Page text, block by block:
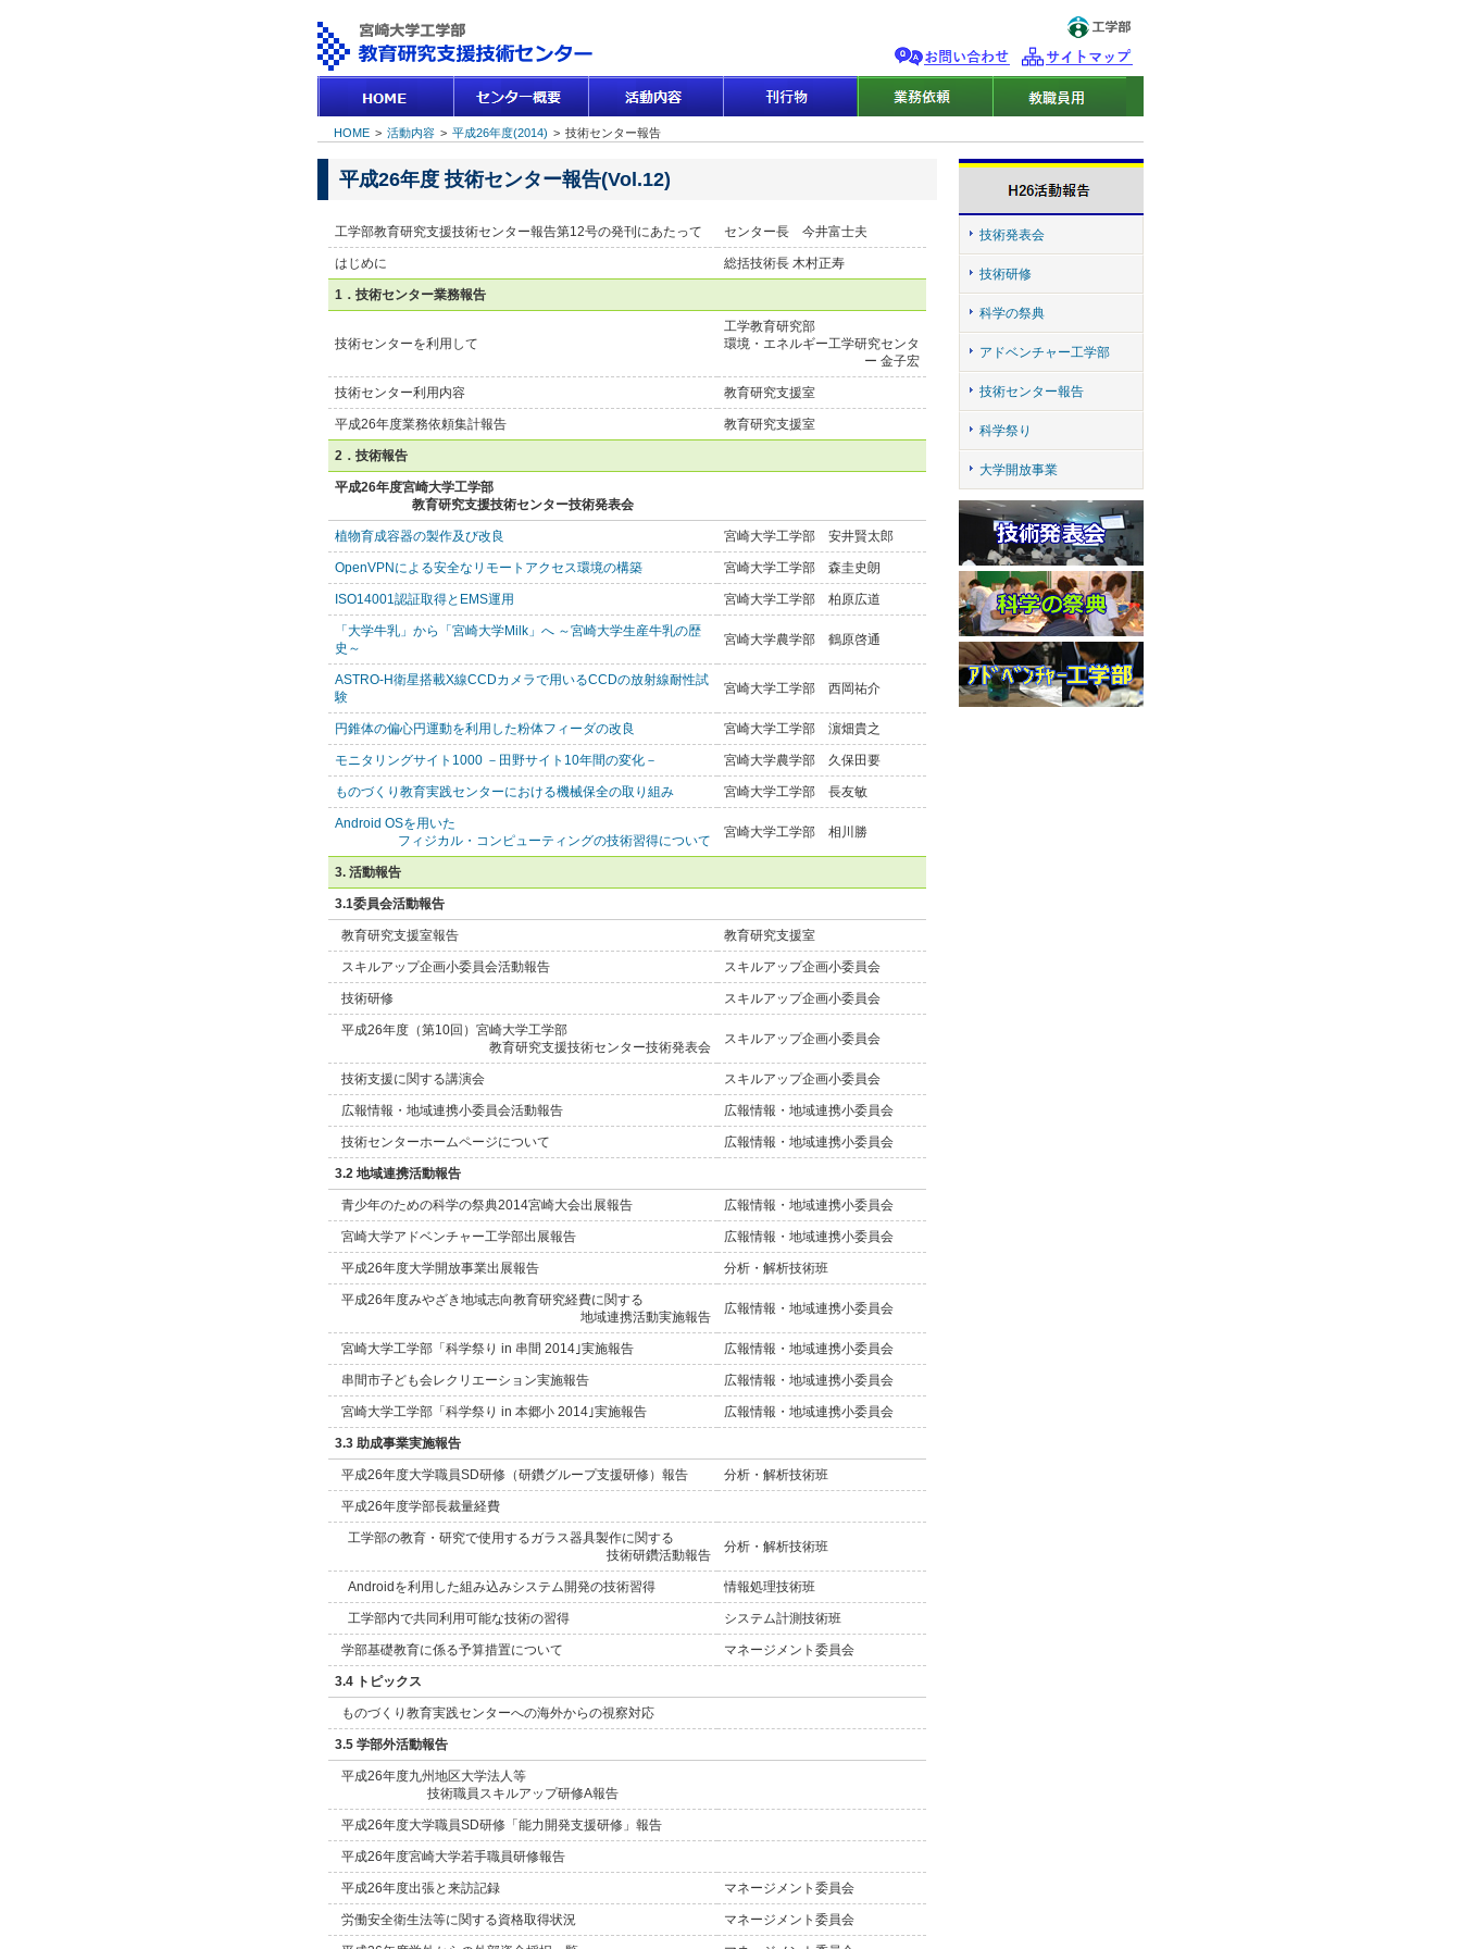
HOME > 活動内容 > 平成26年度(2014) > 技術センター報告
平成26年度 技術センター報告(Vol.12)
工学部教育研究支援技術センター報告第12号の発刊にあたって センター長 今井富士夫
はじめに 総括技術長 木村正寿
1．技術センター業務報告
技術センターを利用して
工学教育研究部
環境・エネルギー工学研究センタ
ー 金子宏
技術センター利用内容 教育研究支援室
平成26年度業務依頼集計報告 教育研究支援室
2．技術報告
平成26年度宮崎大学工学部
教育研究支援技術センター技術発表会
植物育成容器の製作及び改良 宮崎大学工学部 安井賢太郎
OpenVPNによる安全なリモートアクセス環境の構築 宮崎大学工学部 森圭史朗
ISO14001認証取得とEMS運用 宮崎大学工学部 柏原広道
「大学牛乳」から「宮崎大学Milk」へ ～宮崎大学生産牛乳の歴
史～
宮崎大学農学部 鶴原啓通
ASTRO-H衛星搭載X線CCDカメラで用いるCCDの放射線耐性試
験
宮崎大学工学部 西岡祐介
円錐体の偏心円運動を利用した粉体フィーダの改良 宮崎大学工学部 濵畑貴之
モニタリングサイト1000 －田野サイト10年間の変化－ 宮崎大学農学部 久保田要
ものづくり教育実践センターにおける機械保全の取り組み 宮崎大学工学部 長友敏
Android OSを用いた
フィジカル・コンピューティングの技術習得について
宮崎大学工学部 相川勝
3. 活動報告
3.1委員会活動報告
教育研究支援室報告 教育研究支援室
スキルアップ企画小委員会活動報告 スキルアップ企画小委員会
技術研修 スキルアップ企画小委員会
平成26年度（第10回）宮崎大学工学部
教育研究支援技術センター技術発表会
スキルアップ企画小委員会
技術支援に関する講演会 スキルアップ企画小委員会
広報情報・地域連携小委員会活動報告 広報情報・地域連携小委員会
技術センターホームページについて 広報情報・地域連携小委員会
3.2 地域連携活動報告
青少年のための科学の祭典2014宮崎大会出展報告 広報情報・地域連携小委員会
宮崎大学アドベンチャー工学部出展報告 広報情報・地域連携小委員会
平成26年度大学開放事業出展報告 分析・解析技術班
平成26年度みやざき地域志向教育研究経費に関する
地域連携活動実施報告
広報情報・地域連携小委員会
宮崎大学工学部「科学祭り in 串間 2014｣実施報告 広報情報・地域連携小委員会
串間市子ども会レクリエーション実施報告 広報情報・地域連携小委員会
宮崎大学工学部「科学祭り in 本郷小 2014｣実施報告 広報情報・地域連携小委員会
3.3 助成事業実施報告
平成26年度大学職員SD研修（研鑽グループ支援研修）報告 分析・解析技術班
平成26年度学部長裁量経費
工学部の教育・研究で使用するガラス器具製作に関する
技術研鑽活動報告
分析・解析技術班
Androidを利用した組み込みシステム開発の技術習得 情報処理技術班
工学部内で共同利用可能な技術の習得 システム計測技術班
学部基礎教育に係る予算措置について マネージメント委員会
3.4 トピックス
ものづくり教育実践センターへの海外からの視察対応
3.5 学部外活動報告
平成26年度九州地区大学法人等
技術職員スキルアップ研修A報告
平成26年度大学職員SD研修「能力開発支援研修」報告
平成26年度宮崎大学若手職員研修報告
平成26年度出張と来訪記録 マネージメント委員会
労働安全衛生法等に関する資格取得状況 マネージメント委員会
技術発表会
技術研修
科学の祭典
アドベンチャー工学部
技術センター報告
科学祭り
大学開放事業